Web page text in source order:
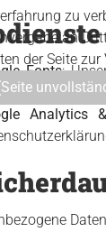
Fonts:
Analytics
zu
an
der Seite